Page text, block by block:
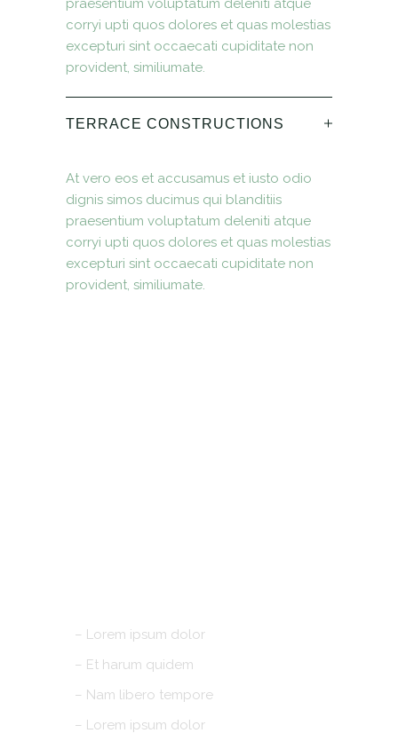
corryi upti quos dolores et quas molestias
excepturi sint occaecati cupiditate non
provident, similiumate.
TERRACE CONSTRUCTIONS
At vero eos et accusamus et iusto odio
dignis simos ducimus qui blanditiis
praesentium voluptatum deleniti atque
corryi upti quos dolores et quas molestias
excepturi sint occaecati cupiditate non
provident, similiumate.
– Lorem ipsum dolor
– Et harum quidem
– Nam libero tempore
– Lorem ipsum dolor